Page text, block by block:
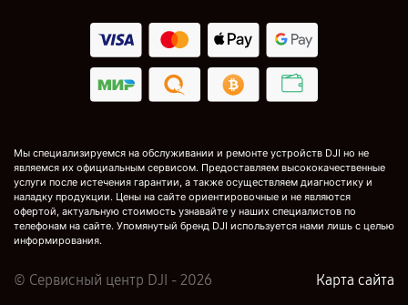
Мы специализируемся на обслуживании и ремонте устройств DJI но не
являемся их официальным сервисом. Предоставляем высококачественные
услуги после истечения гарантии, а также осуществляем диагностику и
наладку продукции. Цены на сайте ориентировочные и не являются
офертой, актуальную стоимость узнавайте у наших специалистов по
телефонам на сайте. Упомянутый бренд DJI используется нами лишь с целью
информирования.
© Сервисный центр DJI - 2026 Карта сайта